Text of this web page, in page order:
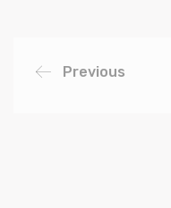
Previous